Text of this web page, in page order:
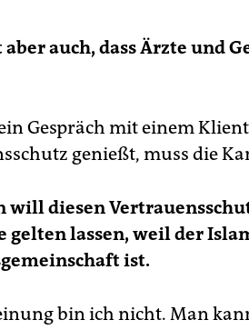
aber auch, dass Ärzte und
Gespräch mit einem
genießt, muss die
will diesen
gelten lassen, weil der
ist.
bin ich nicht. Man